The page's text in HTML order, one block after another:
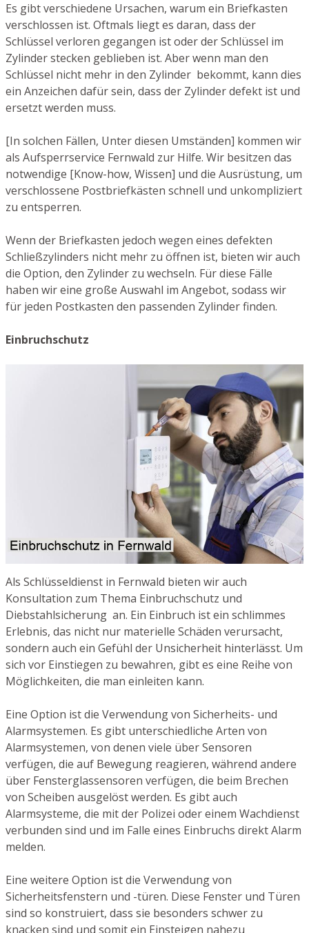
Es gibt verschiedene Ursachen, warum ein Briefkasten
verschlossen ist. Oftmals liegt es daran, dass der
Schlüssel verloren gegangen ist oder der Schlüssel im
Zylinder stecken geblieben ist. Aber wenn man den
Schlüssel nicht mehr in den Zylinder bekommt, kann dies
ein Anzeichen dafür sein, dass der Zylinder defekt ist und
ersetzt werden muss.
[In solchen Fällen, Unter diesen Umständen] kommen wir
als Aufsperrservice Fernwald zur Hilfe. Wir besitzen das
notwendige [Know-how, Wissen] und die Ausrüstung, um
verschlossene Postbriefkästen schnell und unkompliziert
zu entsperren.
Wenn der Briefkasten jedoch wegen eines defekten
Schließzylinders nicht mehr zu öffnen ist, bieten wir auch
die Option, den Zylinder zu wechseln. Für diese Fälle
haben wir eine große Auswahl im Angebot, sodass wir
für jeden Postkasten den passenden Zylinder finden.
Einbruchschutz
Als Schlüsseldienst in Fernwald bieten wir auch
Konsultation zum Thema Einbruchschutz und
Diebstahlsicherung an. Ein Einbruch ist ein schlimmes
Erlebnis, das nicht nur materielle Schäden verursacht,
sondern auch ein Gefühl der Unsicherheit hinterlässt. Um
sich vor Einstiegen zu bewahren, gibt es eine Reihe von
Möglichkeiten, die man einleiten kann.
Eine Option ist die Verwendung von Sicherheits- und
Alarmsystemen. Es gibt unterschiedliche Arten von
Alarmsystemen, von denen viele über Sensoren
verfügen, die auf Bewegung reagieren, während andere
über Fensterglassensoren verfügen, die beim Brechen
von Scheiben ausgelöst werden. Es gibt auch
Alarmsysteme, die mit der Polizei oder einem Wachdienst
verbunden sind und im Falle eines Einbruchs direkt Alarm
melden.
Eine weitere Option ist die Verwendung von
Sicherheitsfenstern und -türen. Diese Fenster und Türen
sind so konstruiert, dass sie besonders schwer zu
knacken sind und somit ein Einsteigen nahezu